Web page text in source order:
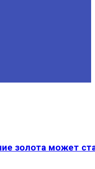
золота может